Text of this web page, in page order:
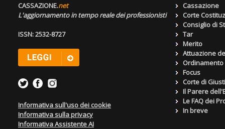
CASSAZIONE.net
L'aggiornamento in tempo reale dei professionisti
ISSN: 2532-8727
Informativa sull'uso dei cookie
Informativa sulla privacy
Informativa Assistente AI
Cassazione
Corte
Consiglio di
Tar
Merito
Attuazione
Focus
Corte di
Il Parere
Le FAQ dei
In breve